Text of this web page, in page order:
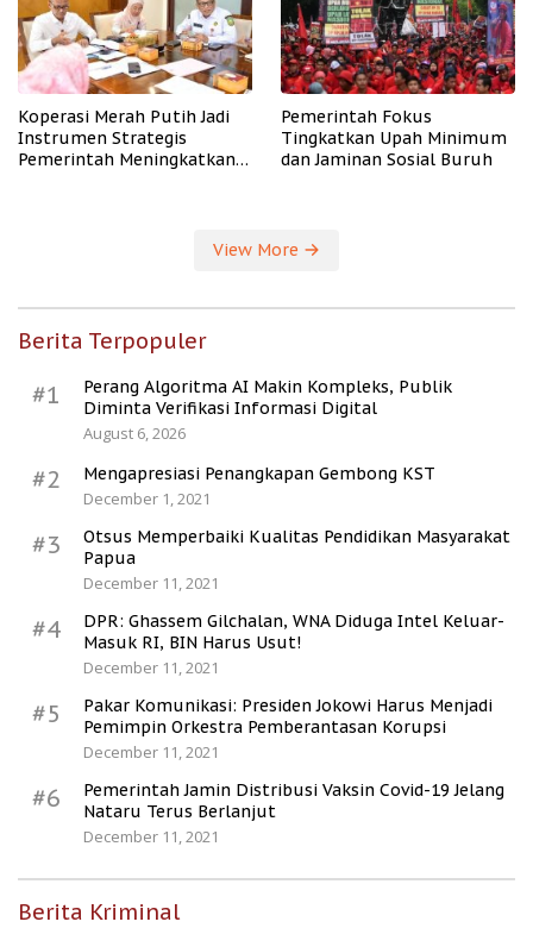
Koperasi Merah Putih Jadi
Instrumen Strategis
Pemerintah Meningkatkan
Pemerintah Fokus
Tingkatkan Upah Minimum
dan Jaminan Sosial Buruh
View More
Berita Terpopuler
#1
Perang Algoritma AI Makin Kompleks, Publik
Diminta Verifikasi Informasi Digital
August 6, 2026
#2
Mengapresiasi Penangkapan Gembong KST
December 1, 2021
#3
Otsus Memperbaiki Kualitas Pendidikan Masyarakat
Papua
December 11, 2021
#4
DPR: Ghassem Gilchalan, WNA Diduga Intel Keluar-
Masuk RI, BIN Harus Usut!
December 11, 2021
#5
Pakar Komunikasi: Presiden Jokowi Harus Menjadi
Pemimpin Orkestra Pemberantasan Korupsi
December 11, 2021
#6
Pemerintah Jamin Distribusi Vaksin Covid-19 Jelang
Nataru Terus Berlanjut
December 11, 2021
Berita Kriminal